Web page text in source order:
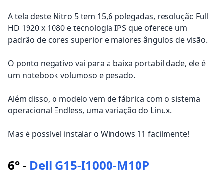
A tela deste Nitro 5 tem 15,6 polegadas, resolução Full
HD 1920 x 1080 e tecnologia IPS que oferece um
padrão de cores superior e maiores ângulos de visão.
O ponto negativo vai para a baixa portabilidade, ele é
um notebook volumoso e pesado.
Além disso, o modelo vem de fábrica com o sistema
operacional Endless, uma variação do Linux.
Mas é possível instalar o Windows 11 facilmente!
6° - Dell G15-I1000-M10P